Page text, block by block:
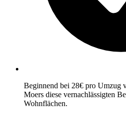
Beginnend bei 28€ pro Umzug
Moers diese vernachlässigten
Wohnflächen.